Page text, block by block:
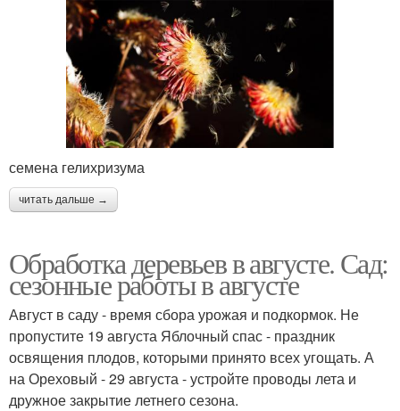
семена гелихризума
читать дальше →
Обработка деревьев в августе. Сад:
сезонные работы в августе
Август в саду - время сбора урожая и подкормок. Не
пропустите 19 августа Яблочный спас - праздник
освящения плодов, которыми принято всех угощать. А
на Ореховый - 29 августа - устройте проводы лета и
дружное закрытие летнего сезона.